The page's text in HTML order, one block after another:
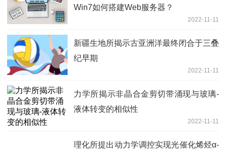
Win7如何搭建Web服务器？
2022-11-11
新疆生地所揭示古亚洲洋最终闭合于三叠
纪早期
2022-11-11
力学所揭示非晶合金剪切带涌现与玻璃-
液体转变的相似性
2022-11-11
理化所提出动力学调控实现光催化烯烃α-